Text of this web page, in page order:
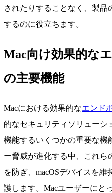
されたりすることなく、製品
するのに役立ちます。
Mac向け効果的な
の主要機能
Macにおける効果的なエンド
的なセキュリティソリューシ
機能するいくつかの重要な機
ー脅威が進化する中、これら
を防ぎ、macOSデバイスを
護します。Macユーザーにと